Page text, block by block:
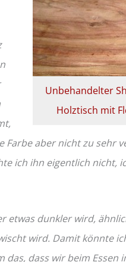
Unbehandelter
Holztisch mit
Farbe aber nicht zu sehr
ich ihn eigentlich nicht,
etwas dunkler wird,
wird. Damit könnte
das, dass wir beim Essen